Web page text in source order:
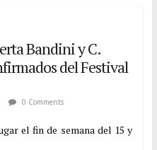
Bandini y C.
del Festival
0 Comments
el fin de semana del 15 y